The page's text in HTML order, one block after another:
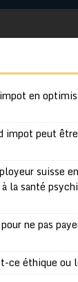
en
impot peut
suisse
la santé
ne pas
ce éthique ou